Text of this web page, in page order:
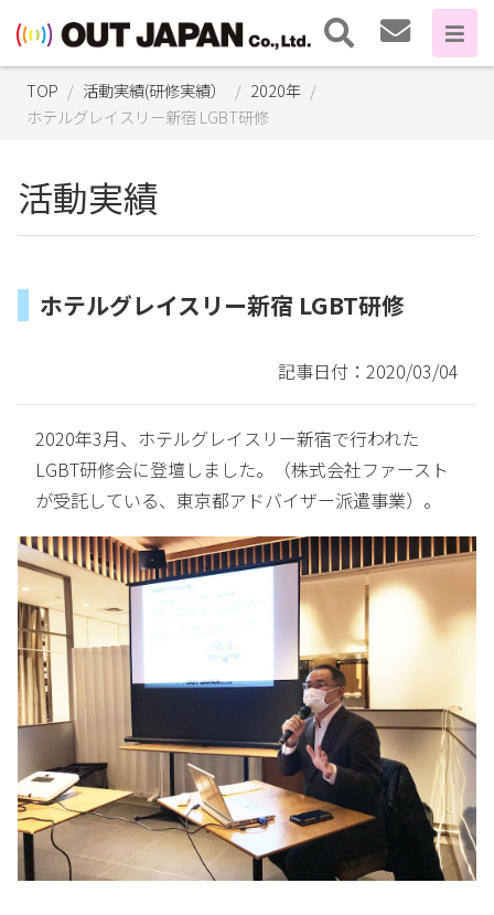
TOP 活動実績(研修実績）
2020年
ホテルグレイスリー新宿 LGBT研修
活動実績
ホテルグレイスリー新宿 LGBT研修
記事日付：2020/03/04
2020年3月、ホテルグレイスリー新宿で行われた
LGBT研修会に登壇しました。（株式会社ファースト
が受託している、東京都アドバイザー派遣事業）。